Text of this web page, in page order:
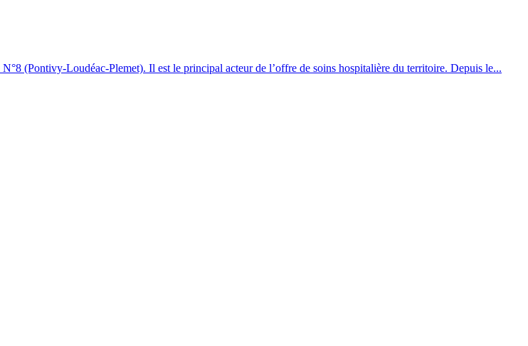
(Pontivy-Loudéac-Plemet). Il est le principal acteur de l’offre de soins hospitalière du territoire. Depuis le...